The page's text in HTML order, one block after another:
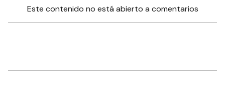
Este contenido no está abierto a comentarios